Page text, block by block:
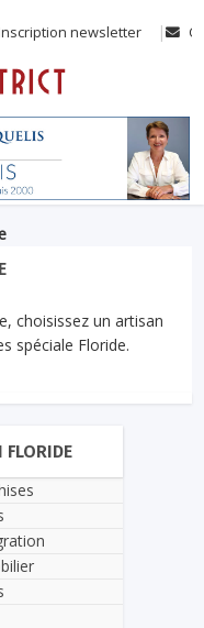
newsletter
choisissez un artisan
spéciale Floride.
FLORIDE